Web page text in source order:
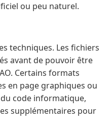
ou peu naturel.
techniques. Les fichiers
avant de pouvoir être
Certains formats
en page graphiques ou
code informatique,
supplémentaires pour